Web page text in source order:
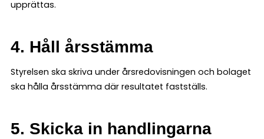
upprättas.
4. Håll årsstämma
Styrelsen ska skriva under årsredovisningen och bolaget
ska hålla årsstämma där resultatet fastställs.
5. Skicka in handlingarna